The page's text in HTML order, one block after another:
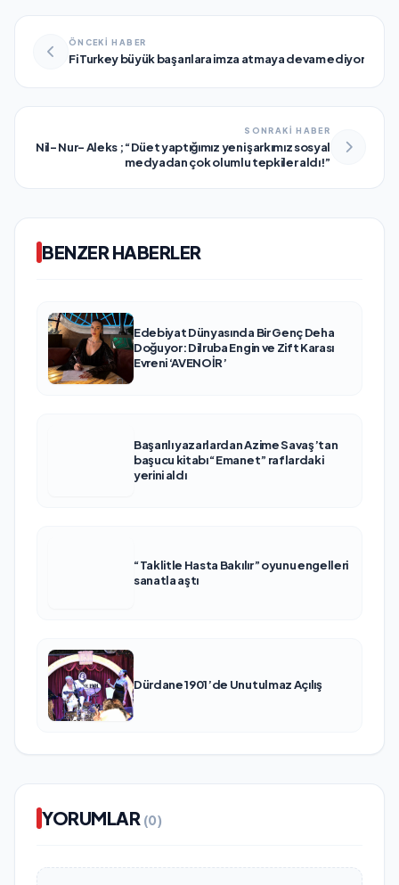
ÖNCEKİ HABER
Fi Turkey büyük başarılara imza atmaya devam ediyor
SONRAKİ HABER
Nil- Nur- Aleks ; “Düet yaptığımız yeni şarkımız sosyal
medyadan çok olumlu tepkiler aldı!”
BENZER HABERLER
Edebiyat Dünyasında Bir Genç Deha
Doğuyor: Dilruba Engin ve Zift Karası
Evreni ‘AVENOİR’
Başarılı yazarlardan Azime Savaş’tan
başucu kitabı “Emanet” raflardaki
yerini aldı
“Taklitle Hasta Bakılır” oyunu engelleri
sanatla aştı
Dürdane 1901’de Unutulmaz Açılış
YORUMLAR (0)